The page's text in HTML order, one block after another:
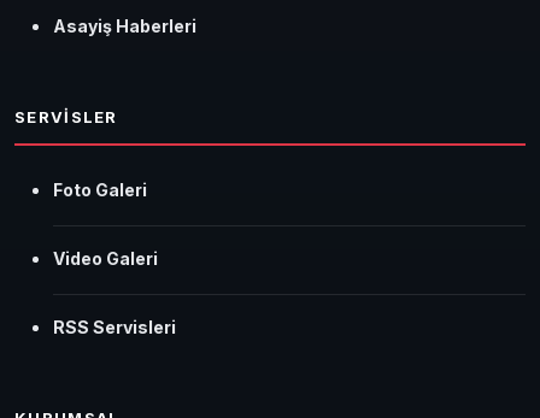
Asayiş Haberleri
SERVİSLER
Foto Galeri
Video Galeri
RSS Servisleri